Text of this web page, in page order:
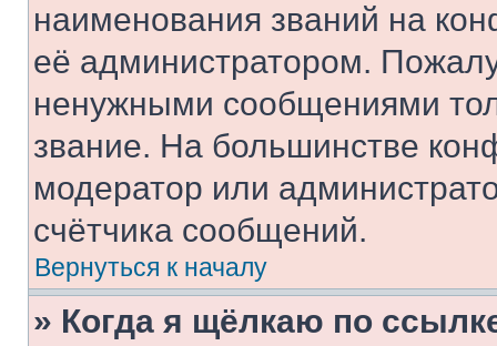
наименования званий на
её администратором.
ненужными сообщениями
звание. На большинстве
модератор или
счётчика сообщений.
Вернуться к началу
» Когда я щёлкаю по